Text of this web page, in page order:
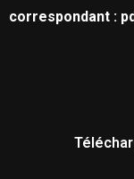
correspondant :